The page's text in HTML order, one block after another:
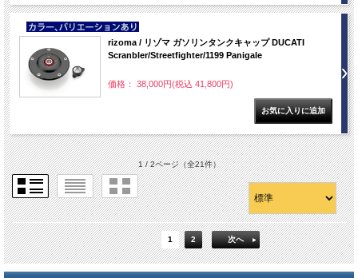
NEW
rizoma / リゾマ ガソリンタンクキャップ DUCATI
Scranbler/Streetfighter/1199 Panigale
価格： 38,000円(税込 41,800円)
1 / 2ページ（全21件）
1 2 次へ